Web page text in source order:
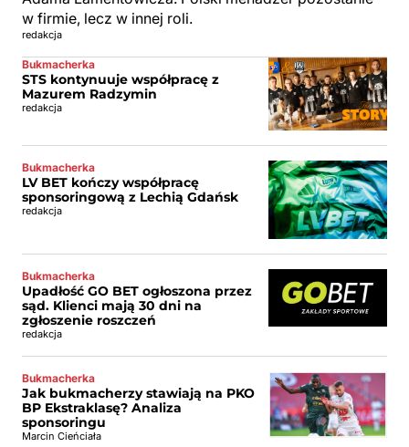
w firmie, lecz w innej roli.
redakcja
Bukmacherka
STS kontynuuje współpracę z
Mazurem Radzymin
redakcja
Bukmacherka
LV BET kończy współpracę
sponsoringową z Lechią Gdańsk
redakcja
Bukmacherka
Upadłość GO BET ogłoszona przez
sąd. Klienci mają 30 dni na
zgłoszenie roszczeń
redakcja
Bukmacherka
Jak bukmacherzy stawiają na PKO
BP Ekstraklasę? Analiza
sponsoringu
Marcin Cieńciała